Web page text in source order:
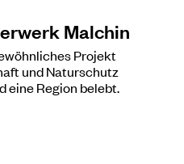
Malchin
Projekt
und Naturschutz
eine Region belebt.